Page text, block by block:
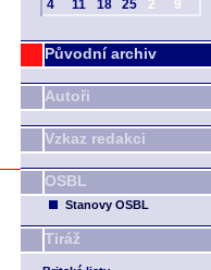
Původní archiv
Autoři
Vzkaz redakci
OSBL
Stanovy OSBL
Tiráž